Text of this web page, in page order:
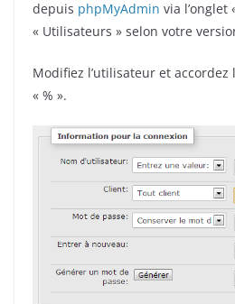
depuis phpMyAdmin via l’onglet
« Utilisateurs » selon votre
Modifiez l’utilisateur et accordez
« % ».